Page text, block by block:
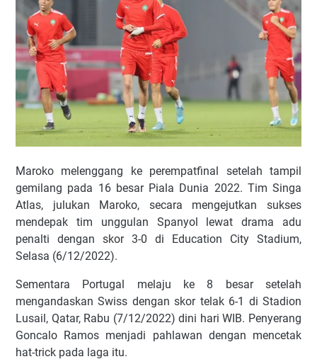
Maroko melenggang ke perempatfinal setelah tampil
gemilang pada 16 besar Piala Dunia 2022. Tim Singa
Atlas, julukan Maroko, secara mengejutkan sukses
mendepak tim unggulan Spanyol lewat drama adu
penalti dengan skor 3-0 di Education City Stadium,
Selasa (6/12/2022).
Sementara Portugal melaju ke 8 besar setelah
mengandaskan Swiss dengan skor telak 6-1 di Stadion
Lusail, Qatar, Rabu (7/12/2022) dini hari WIB. Penyerang
Goncalo Ramos menjadi pahlawan dengan mencetak
hat-trick pada laga itu.